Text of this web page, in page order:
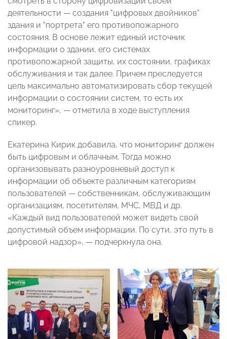
деятельности — создания "цифровых двойников"
здания и "портрета" его противопожарного
состояния. В основе лежит единый источник
информации о здании, его системах
противопожарной защиты, их состоянии, графиках
обслуживания и так далее. Причем преследуется
цель максимально автоматизировать сбор текущей
информации о состоянии систем, то есть их
мониторинг», — отметила в ходе выступления
спикер.
Екатерина Кирик добавила, что мониторинг должен
быть цифровым и облачным. Тогда можно
организовывать разноуровневый доступ к
информации об объекте различным категориям
пользователей — собственникам, обслуживающим
организациям, посетителям, МЧС, МВД и др.
«Каждый вид пользователей может видеть свой
допустимый объем информации. По сути, это путь в
цифровой надзор», — подчеркнула она.